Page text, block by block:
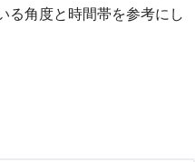
る角度と時間帯を参考にし